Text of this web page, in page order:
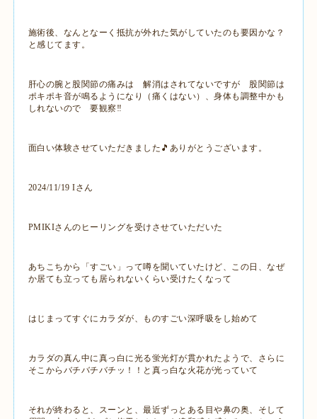
施術後、なんとなーく抵抗が外れた気がしていたのも要因かな？
と感じてます。
肝心の腕と股関節の痛みは 解消はされてないですが 股関節は
ポキポキ音が鳴るようになり（痛くはない）、身体も調整中かも
しれないので 要観察‼️
面白い体験させていただきました🎵ありがとうございます。
2024/11/19 Iさん
PMIKIさんのヒーリングを受けさせていただいた
あちこちから「すごい」って噂を聞いていたけど、この日、なぜ
か居ても立っても居られないくらい受けたくなって
はじまってすぐにカラダが、ものすごい深呼吸をし始めて
カラダの真ん中に真っ白に光る蛍光灯が貫かれたようで、さらに
そこからバチバチバチッ！！と真っ白な火花が光っていて
それが終わると、スーンと、最近ずっとある目や鼻の奥、そして